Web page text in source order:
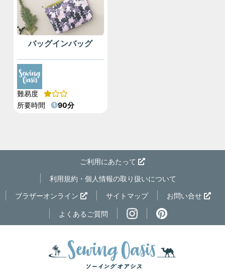
バッグインバッグ
難易度
所要時間
90分
ご利用にあたって
利用規約・個人情報の取り扱いについて
ブラザーオンライン
サイトマップ お問い合せ
よくあるご質問
ページの先